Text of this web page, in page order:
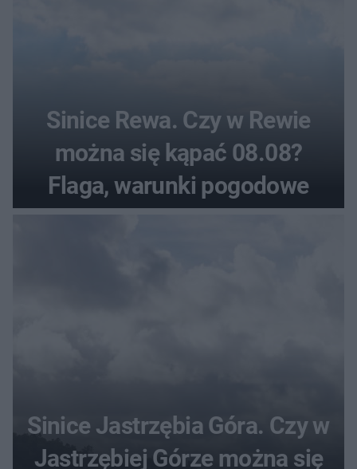
Sinice Rewa. Czy w Rewie
można się kąpać 08.08?
Flaga, warunki pogodowe
Sinice Jastrzębia Góra. Czy w
Jastrzębiej Górze można się